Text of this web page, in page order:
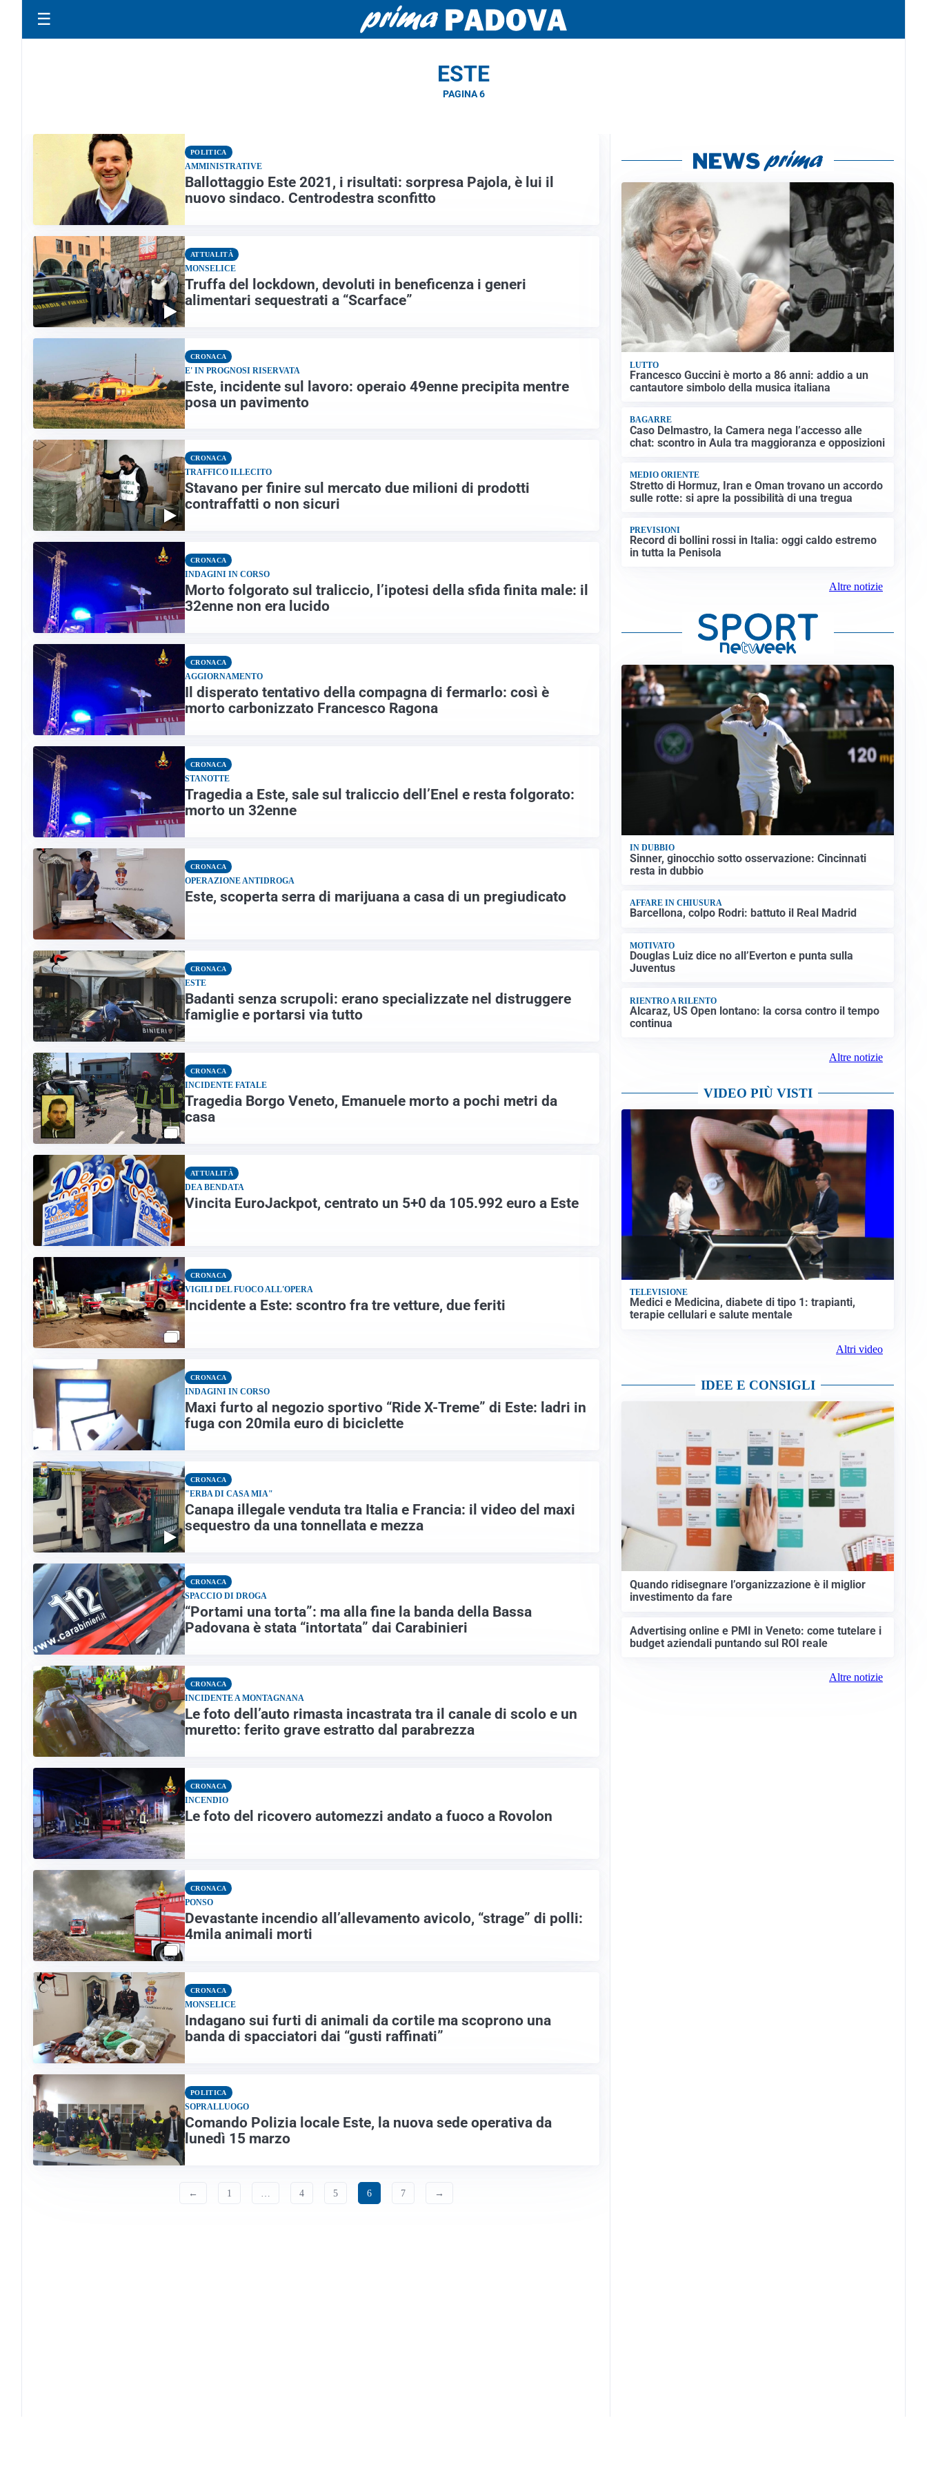
☰
ESTE
PAGINA 6
POLITICA
AMMINISTRATIVE
Ballottaggio Este 2021, i risultati: sorpresa Pajola, è lui il
nuovo sindaco. Centrodestra sconfitto
ATTUALITÀ
MONSELICE
Truffa del lockdown, devoluti in beneficenza i generi
alimentari sequestrati a “Scarface”
CRONACA
E' IN PROGNOSI RISERVATA
Este, incidente sul lavoro: operaio 49enne precipita mentre
posa un pavimento
CRONACA
TRAFFICO ILLECITO
Stavano per finire sul mercato due milioni di prodotti
contraffatti o non sicuri
CRONACA
INDAGINI IN CORSO
Morto folgorato sul traliccio, l’ipotesi della sfida finita male: il
32enne non era lucido
CRONACA
AGGIORNAMENTO
Il disperato tentativo della compagna di fermarlo: così è
morto carbonizzato Francesco Ragona
CRONACA
STANOTTE
Tragedia a Este, sale sul traliccio dell’Enel e resta folgorato:
morto un 32enne
CRONACA
OPERAZIONE ANTIDROGA
Este, scoperta serra di marijuana a casa di un pregiudicato
CRONACA
ESTE
Badanti senza scrupoli: erano specializzate nel distruggere
famiglie e portarsi via tutto
CRONACA
INCIDENTE FATALE
Tragedia Borgo Veneto, Emanuele morto a pochi metri da
casa
ATTUALITÀ
DEA BENDATA
Vincita EuroJackpot, centrato un 5+0 da 105.992 euro a Este
CRONACA
VIGILI DEL FUOCO ALL'OPERA
Incidente a Este: scontro fra tre vetture, due feriti
CRONACA
INDAGINI IN CORSO
Maxi furto al negozio sportivo “Ride X-Treme” di Este: ladri in
fuga con 20mila euro di biciclette
CRONACA
"ERBA DI CASA MIA"
Canapa illegale venduta tra Italia e Francia: il video del maxi
sequestro da una tonnellata e mezza
CRONACA
SPACCIO DI DROGA
“Portami una torta”: ma alla fine la banda della Bassa
Padovana è stata “intortata” dai Carabinieri
CRONACA
INCIDENTE A MONTAGNANA
Le foto dell’auto rimasta incastrata tra il canale di scolo e un
muretto: ferito grave estratto dal parabrezza
CRONACA
INCENDIO
Le foto del ricovero automezzi andato a fuoco a Rovolon
CRONACA
PONSO
Devastante incendio all’allevamento avicolo, “strage” di polli:
4mila animali morti
CRONACA
MONSELICE
Indagano sui furti di animali da cortile ma scoprono una
banda di spacciatori dai “gusti raffinati”
POLITICA
SOPRALLUOGO
Comando Polizia locale Este, la nuova sede operativa da
lunedì 15 marzo
← 1 4 5 6 7 →
LUTTO
Francesco Guccini è morto a 86 anni: addio a un
cantautore simbolo della musica italiana
BAGARRE
Caso Delmastro, la Camera nega l’accesso alle
chat: scontro in Aula tra maggioranza e opposizioni
MEDIO ORIENTE
Stretto di Hormuz, Iran e Oman trovano un accordo
sulle rotte: si apre la possibilità di una tregua
PREVISIONI
Record di bollini rossi in Italia: oggi caldo estremo
in tutta la Penisola
Altre notizie
IN DUBBIO
Sinner, ginocchio sotto osservazione: Cincinnati
resta in dubbio
AFFARE IN CHIUSURA
Barcellona, colpo Rodri: battuto il Real Madrid
MOTIVATO
Douglas Luiz dice no all’Everton e punta sulla
Juventus
RIENTRO A RILENTO
Alcaraz, US Open lontano: la corsa contro il tempo
continua
Altre notizie
VIDEO PIÙ VISTI
TELEVISIONE
Medici e Medicina, diabete di tipo 1: trapianti,
terapie cellulari e salute mentale
Altri video
IDEE E CONSIGLI
Quando ridisegnare l’organizzazione è il miglior
investimento da fare
Advertising online e PMI in Veneto: come tutelare i
budget aziendali puntando sul ROI reale
Altre notizie